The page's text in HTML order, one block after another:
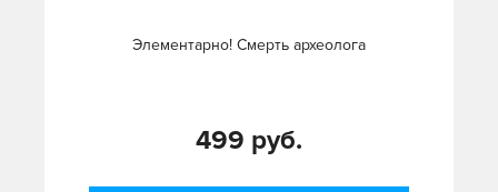
Элементарно! Смерть археолога
499 руб.